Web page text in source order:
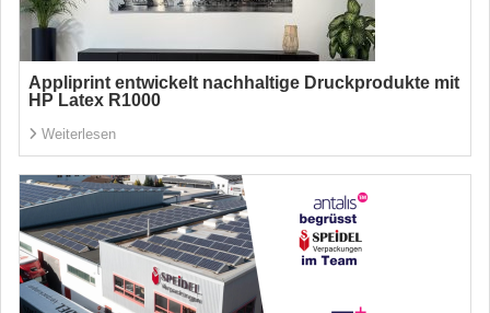
Appliprint entwickelt nachhaltige Druckprodukte mit
HP Latex R1000
Weiterlesen